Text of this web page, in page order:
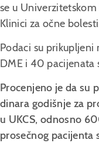
se u
Klinici za očne
Podaci su
DME i 40 pacijenata
Procenjeno je da su
dinara godišnje za
u UKCS, odnosno
prosečnog pacijenta